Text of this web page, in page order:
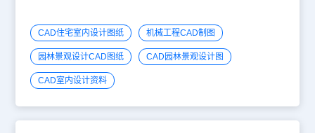
CAD住宅室内设计图纸 机械工程CAD制图
园林景观设计CAD图纸 CAD园林景观设计图
CAD室内设计资料